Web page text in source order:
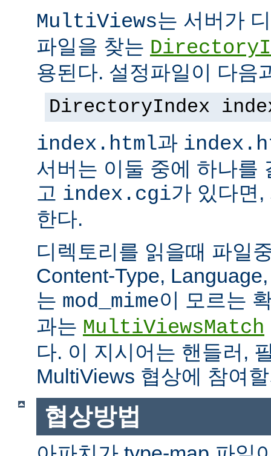
MultiViews는 서버가
파일을 찾는
용된다. 설정파일이 다음
DirectoryIndex
index.html과
서버는 이둘 중에 하나를
고 index.cgi가 있다면
한다.
디렉토리를 읽을때 파일
Content-Type,
는 mod_mime이 모르는
과는 MultiViewsMatch
다. 이 지시어는 핸들러,
MultiViews 협상에 참여
협상방법